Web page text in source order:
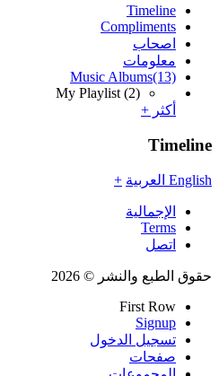
Timeline
Compliments
اصحاب
معلومات
Music Albums(13)
My Playlist (2)
أكثر +
Timeline
English العربية +
الإجمالية
Terms
اتصل
حقوق الطبع والنشر © 2026
First Row
Signup
تسجيل الدخول
صفحات